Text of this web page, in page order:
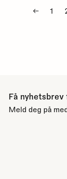
← 1
Få nyhetsbrev
Meld deg på